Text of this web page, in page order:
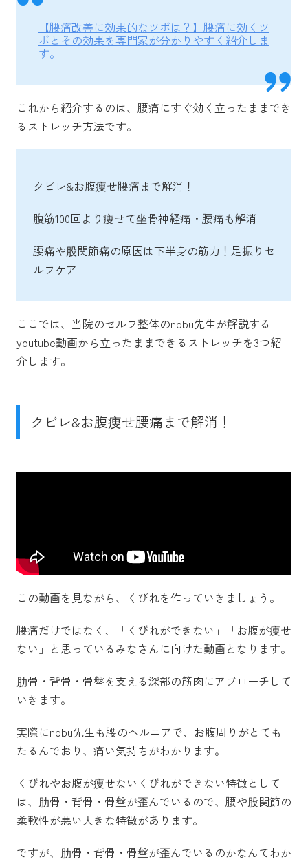
【腰痛改善に効果的なツボは？】腰痛に効くツ
ボとその効果を専門家が分かりやすく紹介しま
す。
これから紹介するのは、腰痛にすぐ効く立ったままでき
るストレッチ方法です。
クビレ&お腹痩せ腰痛まで解消！
腹筋100回より痩せて坐骨神経痛・腰痛も解消
腰痛や股関節痛の原因は下半身の筋力！足振りセ
ルフケア
ここでは、当院のセルフ整体のnobu先生が解説する
youtube動画から立ったままできるストレッチを3つ紹
介します。
クビレ&お腹痩せ腰痛まで解消！
この動画を見ながら、くびれを作っていきましょう。
腰痛だけではなく、「くびれができない」「お腹が痩せ
ない」と思っているみなさんに向けた動画となります。
肋骨・背骨・骨盤を支える深部の筋肉にアプローチして
いきます。
実際にnobu先生も腰のヘルニアで、お腹周りがとても
たるんでおり、痛い気持ちがわかります。
くびれやお腹が痩せないくびれができない特徴として
は、肋骨・背骨・骨盤が歪んでいるので、腰や股関節の
柔軟性が悪い大きな特徴があります。
ですが、肋骨・背骨・骨盤が歪んでいるのかなんてわか